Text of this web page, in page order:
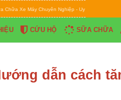
Máy Chuyên Nghiệp - Uy Tín - Ân Cần - Chu
CỨU HỘ SỮA CHỮA
dẫn cách